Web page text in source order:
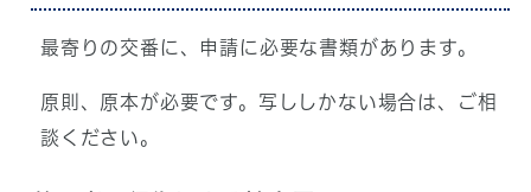
最寄りの交番に、申請に必要な書類があります。
原則、原本が必要です。写ししかない場合は、ご相
談ください。